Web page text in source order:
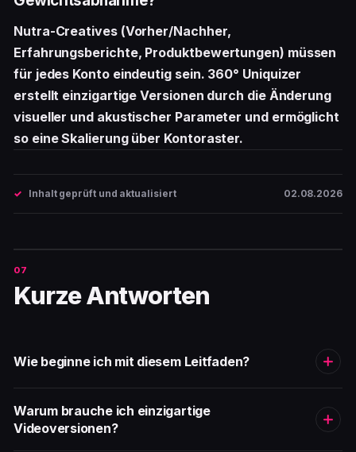
Nutra-Creatives (Vorher/Nachher,
Erfahrungsberichte, Produktbewertungen) müssen
für jedes Konto eindeutig sein. 360° Uniquizer
erstellt einzigartige Versionen durch die Änderung
visueller und akustischer Parameter und ermöglicht
so eine Skalierung über Kontoraster.
Inhalt geprüft und aktualisiert 02.08.2026
Kurze Antworten
Wie beginne ich mit diesem Leitfaden?
Warum brauche ich einzigartige
Videoversionen?